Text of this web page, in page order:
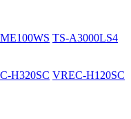
TS-A3000LS4
H320SC VREC-H120SC